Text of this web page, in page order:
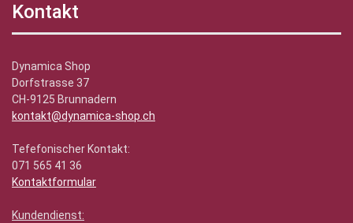
Kontakt
Dynamica Shop
Dorfstrasse 37
CH-9125 Brunnadern
kontakt@dynamica-shop.ch
Tefefonischer Kontakt:
071 565 41 36
Kontaktformular
Kundendienst: